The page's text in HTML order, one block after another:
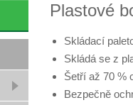
Plastové
Skládací
Skládá se z
Šetří až 70 %
Bezpečně